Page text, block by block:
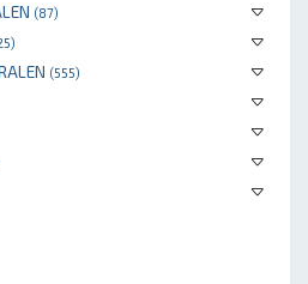
(87)
(555)